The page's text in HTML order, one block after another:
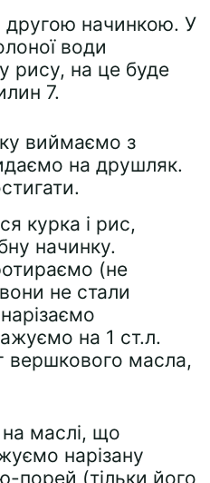
начинкою. У
води
рису, на це буде
7.
виймаємо з
на друшляк.
курка і рис,
начинку.
(не
не стали
на 1 ст.л.
вершкового масла,
маслі, що
нарізану
порей (тільки його